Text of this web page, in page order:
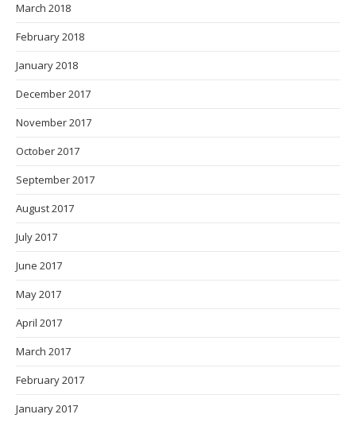
March 2018
February 2018
January 2018
December 2017
November 2017
October 2017
September 2017
August 2017
July 2017
June 2017
May 2017
April 2017
March 2017
February 2017
January 2017